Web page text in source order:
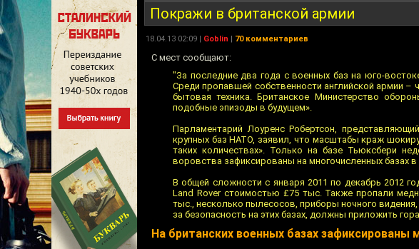
Покражи в британской армии
18.04.13 02:09 | Goblin | 70 комментариев
С мест сообщают:
"За последние два года с военных баз на юго-
Среди пропавшей собственности английской армии
бытовая техника. Британское Министерство
подобные эпизоды в будущем».
Парламентарий Лоуренс Робертсон,
крупных баз НАТО, заявил, что масштабы краж
таких количествах». Только на базе Тьюксбери
воровства зафиксированы на многочисленных базах
В общей сложности с января 2011 по декабрь 2012
Land Rover стоимостью £75 тыс. Также пропали
тыс., несколько пылесосов, приборы ночного
за безопасность на этих базах, должны приложить
На британских военных базах